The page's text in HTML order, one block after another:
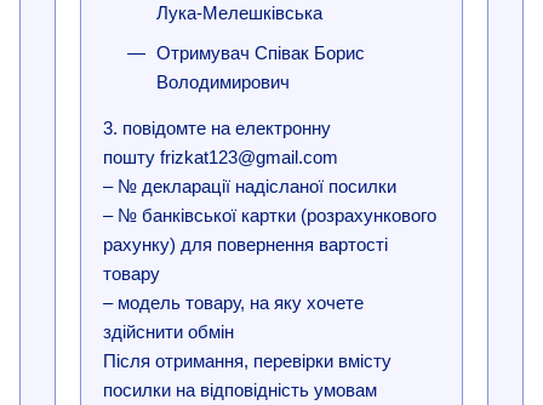
Лука-Мелешківська
Отримувач Співак Борис
Володимирович
3. повідомте на електронну
пошту frizkat123@gmail.com
– № декларації надісланої посилки
– № банківської картки (розрахункового
рахунку) для повернення вартості
товару
– модель товару, на яку хочете
здійснити обмін
Після отримання, перевірки вмісту
посилки на відповідність умовам